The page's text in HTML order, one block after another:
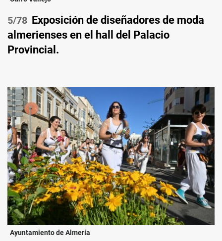
/78 Exposición de diseñadores de moda
almerienses en el hall del Palacio
Provincial.
Ayuntamiento de Almería